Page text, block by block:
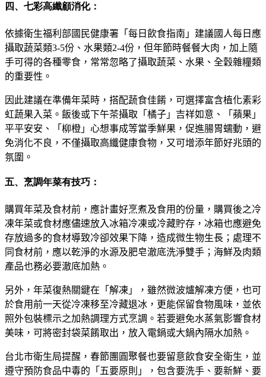
四、七彩高纖顧消化：
依據衛生福利部國民健康署「每日飲食指南」建議國人每日應
攝取蔬菜類3-5份、水果類2-4份，但年節時餐餐大肉 ， 加上隨
手可得的各種零食 ， 常常忽略了攝取蔬菜、水果、全穀雜糧類
的重要性。
因此建議在準備年菜時，搭配蔬食佳餚，可選擇富含植化素彩
虹蔬果入菜。飯後或下午茶攝取「橘子」吉祥如意、「蘋果」
平平安安、「柳橙」心想事成等當季鮮果，促進腸胃蠕動，避
免消化不良，不僅攝取高纖健康食物，又可增添年節好兆頭的
氛圍。
五、烹調年菜有技巧：
購買年菜及食材前，應計畫好烹煮及食用的份量，購買後之冷
凍年菜或食材應儘速放入冰箱冷凍或冷藏貯存，冰箱也應避免
存放過多的食材導致冷卻效果下降，造成微生物生長；處理不
同食材前，應以乾淨的水源及肥皂澈底洗淨雙手；海鮮及肉類
產品也務必要澈底加熱。
另外，年菜復熱關鍵在「解凍」 ， 雖然微波爐解凍方便，也可
於食用前一天從冷凍移至冷藏退冰，更能保留食物風味，並依
照外包裝標示之加熱調理方式烹調。若要避免水蒸氣影響食材
美味，可將密封袋菜餚取出，放入電鍋或大鍋內隔水加熱。
台北市衛生局提醒，春節團圓聚餐也要留意飲食安全衛生，並
遵守預防食品中毒的「五要原則」，包含要洗手、要新鮮、要